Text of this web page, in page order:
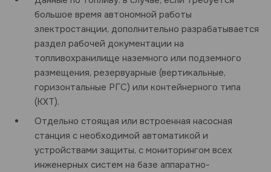
большое время автономной работы
электростанции, дополнительно разрабатывается
раздел рабочей документации на
топливохранилище наземного или подземного
размещения, резервуарные (вертикальные,
горизонтальные РГС) или контейнерного типа
(КХТ).
Отдельно стоящая или встроенная насосная
станция с необходимой автоматикой и
устройствами защиты, с мониторингом всех
инженерных систем на базе аппаратно-